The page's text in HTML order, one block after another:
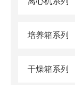
培养箱系列
干燥箱系列